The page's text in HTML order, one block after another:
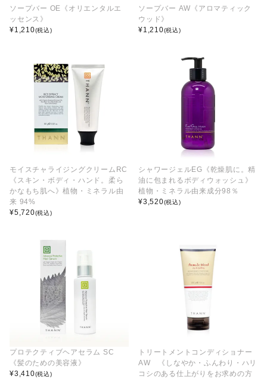
ソープバー OE《オリエンタルエ
ッセンス》
¥1,210(税込)
ソープバー AW《アロマティック
ウッド》
¥1,210(税込)
モイスチャライジングクリームRC
《スキン・ボディ・ハンド。柔ら
かなもち肌へ》植物・ミネラル由
来 94%
¥5,720(税込)
シャワージェルEG《乾燥肌に。精
油に包まれるボディウォッシュ》
植物・ミネラル由来成分98％
¥3,520(税込)
プロテクティブヘアセラム SC
《髪のための美容液》
¥3,410(税込)
トリートメントコンディショナー
AW 《しなやか・ふんわり・ハリ
コシのある仕上がりをお求めの方